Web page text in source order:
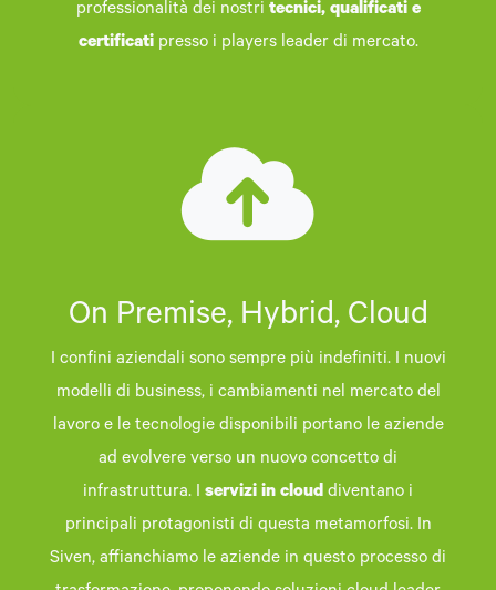
professionalità dei nostri tecnici, qualificati e
certificatipresso i players leader di mercato.
On Premise, Hybrid, Cloud
I confini aziendali sono sempre più indefiniti. I nuovi
modelli di business, i cambiamenti nel mercato del
lavoro e le tecnologie disponibili portano le aziende
ad evolvere verso un nuovo concetto di
infrastruttura. I servizi in cloud diventano i
principali protagonisti di questa metamorfosi. In
Siven, affianchiamo le aziende in questo processo di